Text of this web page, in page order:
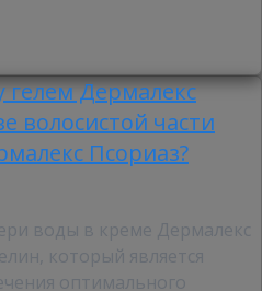
гелем Дермалекс
волосистой части
Псориаз?
воды в креме Дермалекс
который является
оптимального